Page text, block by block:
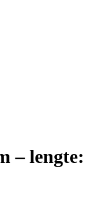
– lengte: